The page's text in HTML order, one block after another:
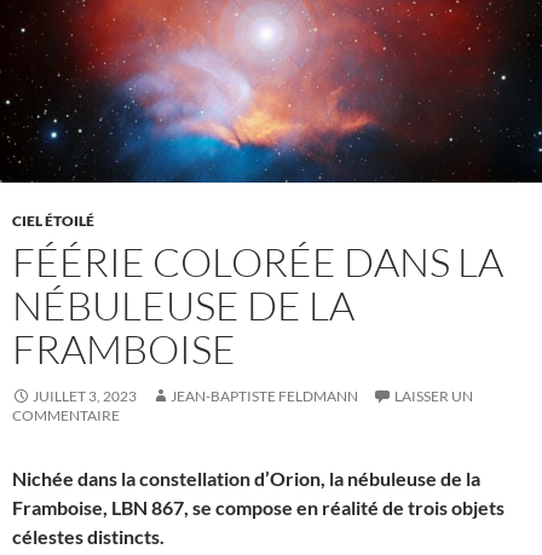
CIEL ÉTOILÉ
FÉÉRIE COLORÉE DANS LA
NÉBULEUSE DE LA
FRAMBOISE
JUILLET 3, 2023 JEAN-BAPTISTE FELDMANN
LAISSER UN
COMMENTAIRE
Nichée dans la constellation d’Orion, la nébuleuse de la
Framboise, LBN 867, se compose en réalité de trois objets
célestes distincts.